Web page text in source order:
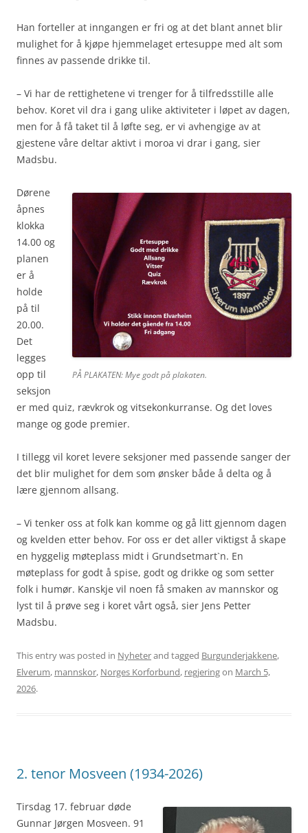
Han forteller at inngangen er fri og at det blant annet blir
mulighet for å kjøpe hjemmelaget ertesuppe med alt som
finnes av passende drikke til.
– Vi har de rettighetene vi trenger for å tilfredsstille alle
behov. Koret vil dra i gang ulike aktiviteter i løpet av dagen,
men for å få taket til å løfte seg, er vi avhengige av at
gjestene våre deltar aktivt i moroa vi drar i gang, sier
Madsbu.
PÅ PLAKATEN: Mye godt på plakaten.
Dørene
åpnes
klokka
14.00 og
planen
er å
holde
på til
20.00.
Det
legges
opp til
seksjon
er med quiz, rævkrok og vitsekonkurranse. Og det loves
mange og gode premier.
I tillegg vil koret levere seksjoner med passende sanger der
det blir mulighet for dem som ønsker både å delta og å
lære gjennom allsang.
– Vi tenker oss at folk kan komme og gå litt gjennom dagen
og kvelden etter behov. For oss er det aller viktigst å skape
en hyggelig møteplass midt i Grundsetmart`n. En
møteplass for godt å spise, godt og drikke og som setter
folk i humør. Kanskje vil noen få smaken av mannskor og
lyst til å prøve seg i koret vårt også, sier Jens Petter
Madsbu.
This entry was posted in Nyheterand tagged Burgunderjakkene,
Elverum, mannskor, Norges Korforbund, regjeringon March 5,
2026.
2. tenor Mosveen (1934-2026)
Tirsdag 17. februar døde
Gunnar Jørgen Mosveen. 91